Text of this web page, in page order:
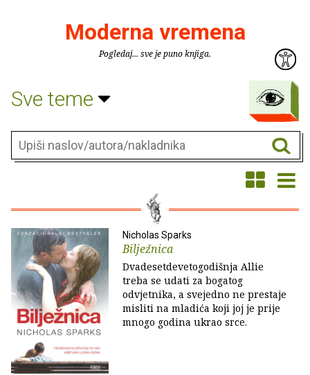
Moderna vremena
Pogledaj... sve je puno knjiga.
Sve teme
Nicholas Sparks
Bilježnica
Dvadesetdevetogodišnja Allie
treba se udati za bogatog
odvjetnika, a svejedno ne prestaje
misliti na mladića koji joj je prije
mnogo godina ukrao srce.